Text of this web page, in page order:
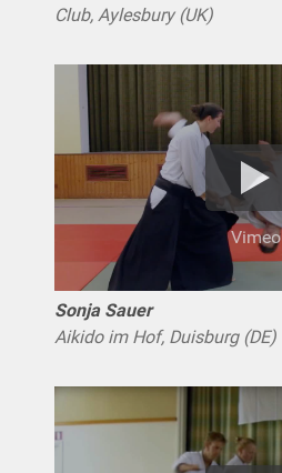
Club, Aylesbury (UK)
Vimeo
Sonja Sauer
Aikido im Hof, Duisburg (DE)